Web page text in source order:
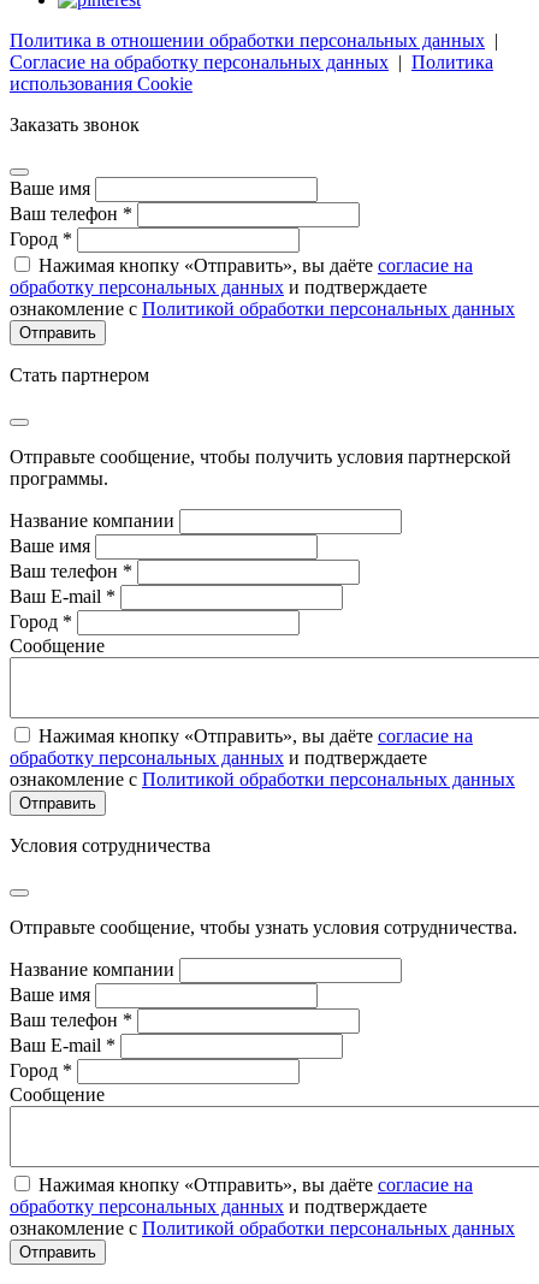
Политика в отношении обработки персональных данных |
Согласие на обработку персональных данных | Политика
использования Cookie
Заказать звонок
Ваше имя
Ваш телефон *
Город *
Нажимая кнопку «Отправить», вы даёте согласие на
обработку персональных данных и подтверждаете
ознакомление с Политикой обработки персональных данных
Стать партнером
Отправьте сообщение, чтобы получить условия партнерской
программы.
Название компании
Ваше имя
Ваш телефон *
Ваш E-mail *
Город *
Сообщение
Нажимая кнопку «Отправить», вы даёте согласие на
обработку персональных данных и подтверждаете
ознакомление с Политикой обработки персональных данных
Условия сотрудничества
Отправьте сообщение, чтобы узнать условия сотрудничества.
Название компании
Ваше имя
Ваш телефон *
Ваш E-mail *
Город *
Сообщение
Нажимая кнопку «Отправить», вы даёте согласие на
обработку персональных данных и подтверждаете
ознакомление с Политикой обработки персональных данных